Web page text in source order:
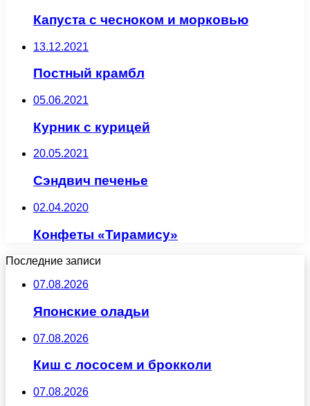
Капуста с чесноком и морковью
13.12.2021
Постный крамбл
05.06.2021
Курник с курицей
20.05.2021
Сэндвич печенье
02.04.2020
Конфеты «Тирамису»
Последние записи
07.08.2026
Японские оладьи
07.08.2026
Киш с лососем и брокколи
07.08.2026